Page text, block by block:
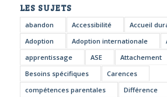
LES SUJETS
abandon Accessibilité
Accueil
Adoption
Adoption internationale
apprentissage
ASE
Attachement
Besoins spécifiques
Carences
compétences parentales
Différence